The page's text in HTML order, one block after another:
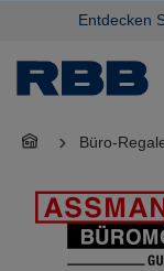
springenEntdecken
Büro-